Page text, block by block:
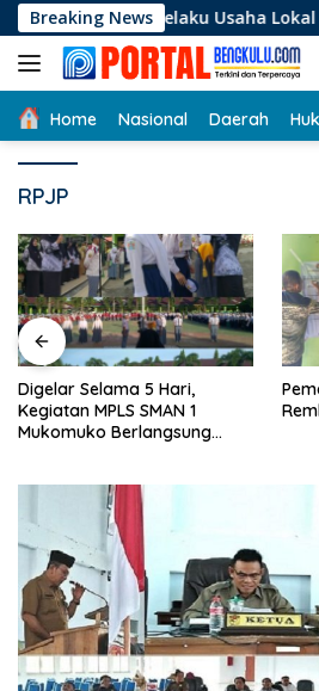
Langsung
ke
konten
Breaking News
Pelaku Usaha Lokal di
Home Nasional Daerah
RPJP
Digelar Selama 5 Hari,
Kegiatan MPLS SMAN 1
Mukomuko Berlangsung